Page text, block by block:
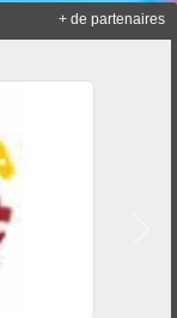
+ de partenaires